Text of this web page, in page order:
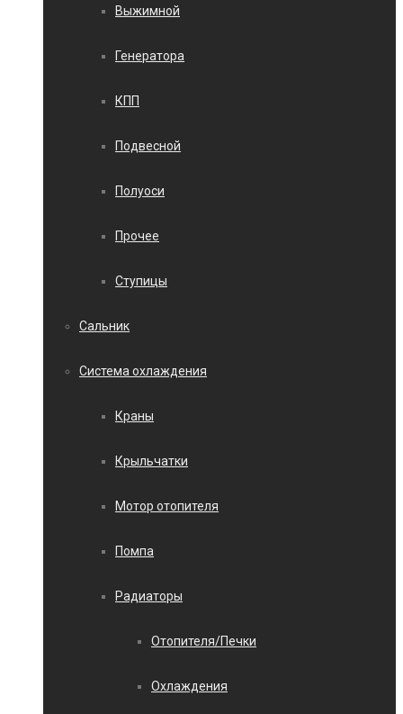
Выжимной
Генератора
КПП
Подвесной
Полуоси
Прочее
Ступицы
Сальник
Система охлаждения
Краны
Крыльчатки
Мотор отопителя
Помпа
Радиаторы
Отопителя/Печки
Охлаждения